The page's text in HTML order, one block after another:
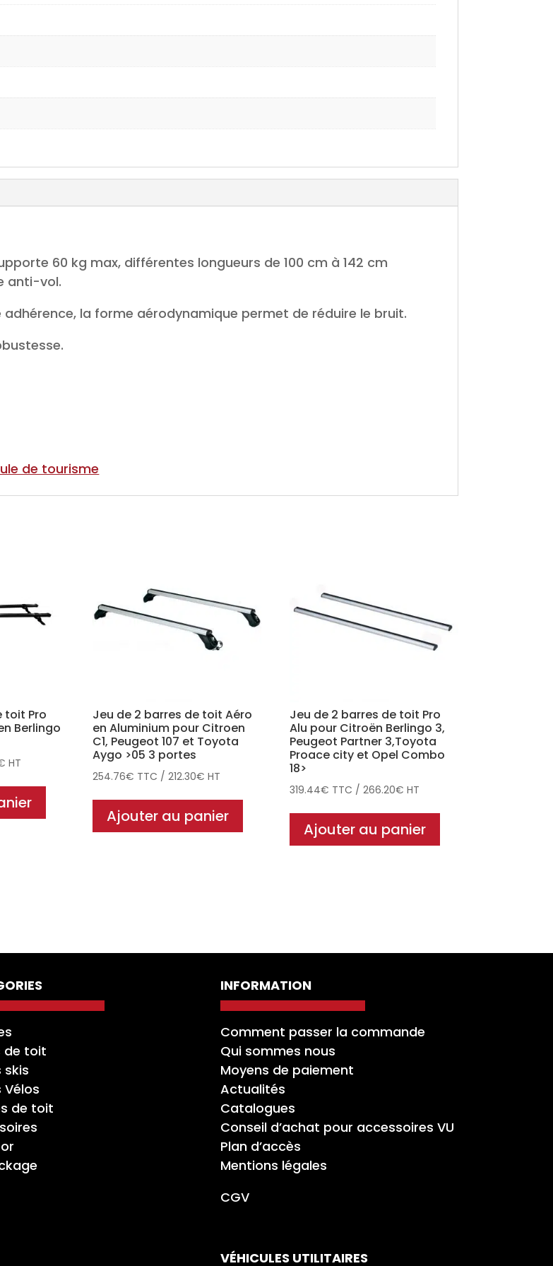
60 kg max, différentes longueurs de 100 cm à 142 cm
anti-vol.
la forme aérodynamique permet de réduire le bruit.
de tourisme
toit Pro
Berlingo
HT
Jeu de 2 barres de toit Aéro
en Aluminium pour Citroen
C1, Peugeot 107 et Toyota
Aygo >05 3 portes
254.76€ TTC /212.30€ HT
Ajouter au panier
Jeu de 2 barres de toit Pro
Alu pour Citroën Berlingo 3,
Peugeot Partner 3,Toyota
Proace city et Opel Combo
18>
319.44€ TTC /266.20€ HT
Ajouter au panier
de toit
skis
Vélos
de toit
INFORMATION
Comment passer la commande
Qui sommes nous
Moyens de paiement
Actualités
Catalogues
Conseil d’achat pour accessoires VU
Plan d’accès
Mentions légales
CGV
VÉHICULES UTILITAIRES